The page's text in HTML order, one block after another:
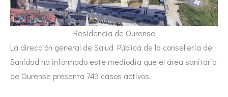
Residencia de Ourense
La dirección general de Salud Pública de la consellería de
Sanidad ha informado este mediodía que el área sanitaria
de Ourense presenta 743 casos activos.